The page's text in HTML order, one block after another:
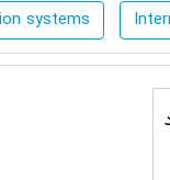
systems